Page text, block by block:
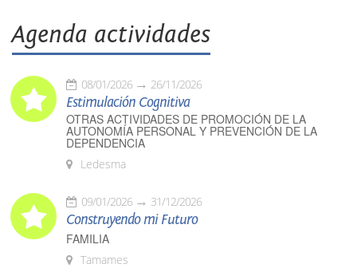
Agenda actividades
08/01/2026 26/11/2026
Estimulación Cognitiva
OTRAS ACTIVIDADES DE PROMOCIÓN DE LA
AUTONOMÍA PERSONAL Y PREVENCIÓN DE LA
DEPENDENCIA
Ledesma
09/01/2026 31/12/2026
Construyendo mi Futuro
FAMILIA
Tamames